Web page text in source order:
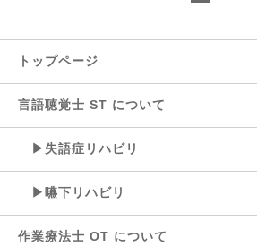
トップページ
言語聴覚士 ST について
▶失語症リハビリ
▶嚥下リハビリ
作業療法士 OT について